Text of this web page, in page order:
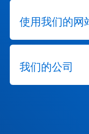
使用我们的网
我们的公司